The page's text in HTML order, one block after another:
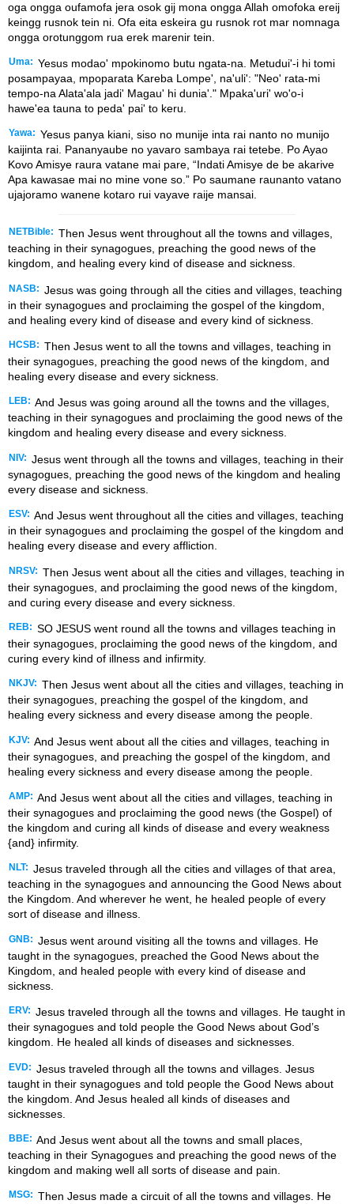
oga ongga oufamofa jera osok gij mona ongga Allah omofoka ereij
keingg rusnok tein ni. Ofa eita eskeira gu rusnok rot mar nomnaga
ongga orotunggom rua erek marenir tein.
Uma: Yesus modao' mpokinomo butu ngata-na. Metudui'-i hi tomi
posampayaa, mpoparata Kareba Lompe', na'uli': "Neo' rata-mi
tempo-na Alata'ala jadi' Magau' hi dunia'." Mpaka'uri' wo'o-i
hawe'ea tauna to peda' pai' to keru.
Yawa: Yesus panya kiani, siso no munije inta rai nanto no munijo
kaijinta rai. Pananyaube no yavaro sambaya rai tetebe. Po Ayao
Kovo Amisye raura vatane mai pare, “Indati Amisye de be akarive
Apa kawasae mai no mine vone so.” Po saumane raunanto vatano
ujajoramo wanene kotaro rui vayave raije mansai.
NETBible: Then Jesus went throughout all the towns and villages,
teaching in their synagogues, preaching the good news of the
kingdom, and healing every kind of disease and sickness.
NASB: Jesus was going through all the cities and villages, teaching
in their synagogues and proclaiming the gospel of the kingdom,
and healing every kind of disease and every kind of sickness.
HCSB: Then Jesus went to all the towns and villages, teaching in
their synagogues, preaching the good news of the kingdom, and
healing every disease and every sickness.
LEB: And Jesus was going around all the towns and the villages,
teaching in their synagogues and proclaiming the good news of the
kingdom and healing every disease and every sickness.
NIV: Jesus went through all the towns and villages, teaching in their
synagogues, preaching the good news of the kingdom and healing
every disease and sickness.
ESV: And Jesus went throughout all the cities and villages, teaching
in their synagogues and proclaiming the gospel of the kingdom and
healing every disease and every affliction.
NRSV: Then Jesus went about all the cities and villages, teaching in
their synagogues, and proclaiming the good news of the kingdom,
and curing every disease and every sickness.
REB: SO JESUS went round all the towns and villages teaching in
their synagogues, proclaiming the good news of the kingdom, and
curing every kind of illness and infirmity.
NKJV: Then Jesus went about all the cities and villages, teaching in
their synagogues, preaching the gospel of the kingdom, and
healing every sickness and every disease among the people.
KJV: And Jesus went about all the cities and villages, teaching in
their synagogues, and preaching the gospel of the kingdom, and
healing every sickness and every disease among the people.
AMP: And Jesus went about all the cities and villages, teaching in
their synagogues and proclaiming the good news (the Gospel) of
the kingdom and curing all kinds of disease and every weakness
{and} infirmity.
NLT: Jesus traveled through all the cities and villages of that area,
teaching in the synagogues and announcing the Good News about
the Kingdom. And wherever he went, he healed people of every
sort of disease and illness.
GNB: Jesus went around visiting all the towns and villages. He
taught in the synagogues, preached the Good News about the
Kingdom, and healed people with every kind of disease and
sickness.
ERV: Jesus traveled through all the towns and villages. He taught in
their synagogues and told people the Good News about God’s
kingdom. He healed all kinds of diseases and sicknesses.
EVD: Jesus traveled through all the towns and villages. Jesus
taught in their synagogues and told people the Good News about
the kingdom. And Jesus healed all kinds of diseases and
sicknesses.
BBE: And Jesus went about all the towns and small places,
teaching in their Synagogues and preaching the good news of the
kingdom and making well all sorts of disease and pain.
MSG: Then Jesus made a circuit of all the towns and villages. He